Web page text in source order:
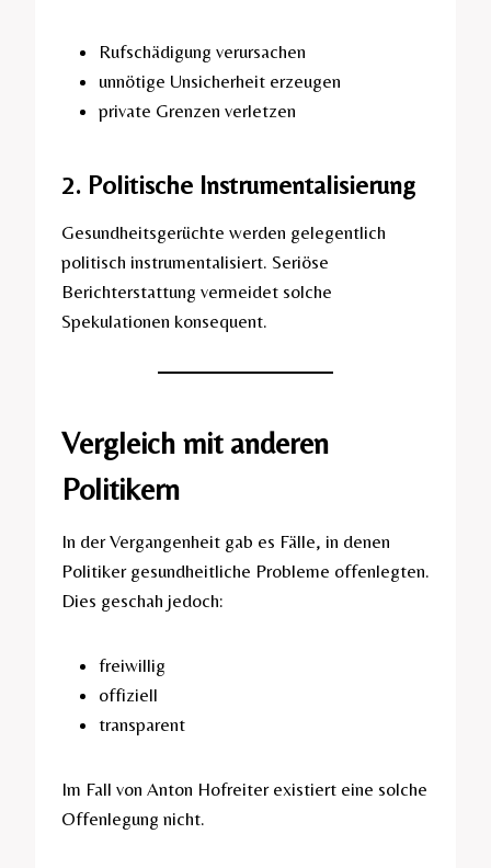
Rufschädigung verursachen
unnötige Unsicherheit erzeugen
private Grenzen verletzen
2. Politische Instrumentalisierung
Gesundheitsgerüchte werden gelegentlich
politisch instrumentalisiert. Seriöse
Berichterstattung vermeidet solche
Spekulationen konsequent.
Vergleich mit anderen
Politikern
In der Vergangenheit gab es Fälle, in denen
Politiker gesundheitliche Probleme offenlegten.
Dies geschah jedoch:
freiwillig
offiziell
transparent
Im Fall von Anton Hofreiter existiert eine solche
Offenlegung nicht.